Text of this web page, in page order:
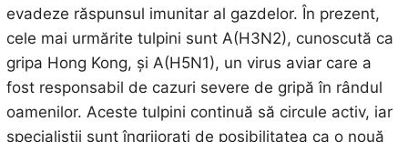
evadeze răspunsul imunitar al gazdelor. În prezent,
cele mai urmărite tulpini sunt A(H3N2), cunoscută ca
gripa Hong Kong, și A(H5N1), un virus aviar care a
fost responsabil de cazuri severe de gripă în rândul
oamenilor. Aceste tulpini continuă să circule activ, iar
specialiștii sunt îngrijorați de posibilitatea ca o nouă